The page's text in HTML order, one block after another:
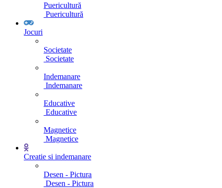
Puericultură
Puericultură
Jocuri
Societate
Societate
Indemanare
Indemanare
Educative
Educative
Magnetice
Magnetice
Creatie si indemanare
Desen - Pictura
Desen - Pictura